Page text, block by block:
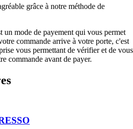
grâce à notre méthode de
un mode de payement qui vous permet
commande arrive à votre porte, c'est
vous permettant de vérifier et de vous
commande avant de payer.